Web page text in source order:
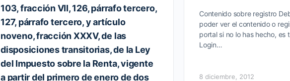
103, fracción VII, 126, párrafo tercero,
127, párrafo tercero, y artículo
noveno, fracción XXXV, de las
disposiciones transitorias, de la Ley
del Impuesto sobre la Renta, vigente
a partir del primero de enero de dos
Contenido sobre registro
poder ver el contenido o
portal si no lo has hecho, es
Login…
8 diciembre, 2012